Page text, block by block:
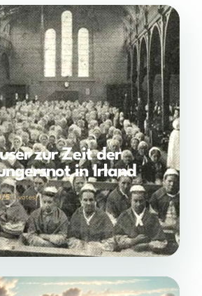
zur Zeit der
in Irland
5(1 votes)